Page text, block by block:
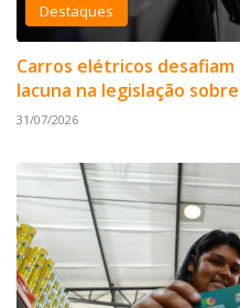
Destaques
Carros elétricos
lacuna na legislação
31/07/2026